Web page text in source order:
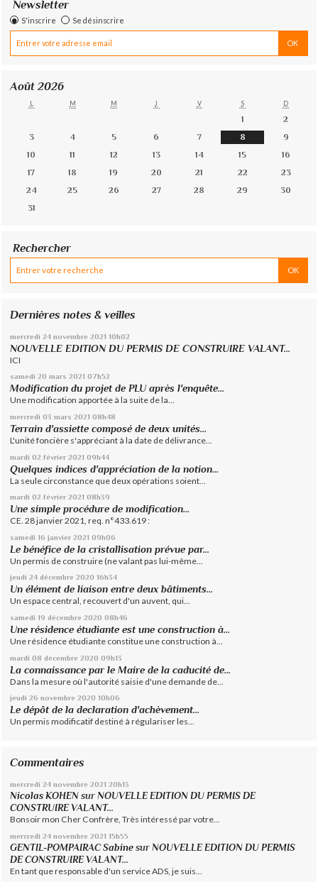
Newsletter
S'inscrire Se désinscrire
Août 2026
L M M J V S D
1
2
3
4 5 6 7 8
9
10
11 12 13 14 15
16
17
18 19 20 21 22
23
24
25 26 27 28 29
30
31
Rechercher
Dernières notes & veilles
mercredi 24 novembre 2021 10h02
NOUVELLE EDITION DU PERMIS DE CONSTRUIRE VALANT...
ICI
samedi 20 mars 2021 07h52
Modification du projet de PLU après l'enquête...
Une modification apportée à la suite de la...
mercredi 03 mars 2021 08h48
Terrain d'assiette composé de deux unités...
L'unité foncière s'appréciant à la date de délivrance...
mardi 02 février 2021 09h44
Quelques indices d'appréciation de la notion...
La seule circonstance que deux opérations soient...
mardi 02 février 2021 08h39
Une simple procédure de modification...
CE. 28 janvier 2021, req. n°433.619 :
samedi 16 janvier 2021 09h06
Le bénéfice de la cristallisation prévue par...
Un permis de construire (ne valant pas lui-même...
jeudi 24 décembre 2020 16h34
Un élément de liaison entre deux bâtiments...
Un espace central, recouvert d'un auvent, qui...
samedi 19 décembre 2020 08h46
Une résidence étudiante est une construction à...
Une résidence étudiante constitue une construction à...
mardi 08 décembre 2020 09h13
La connaissance par le Maire de la caducité de...
Dans la mesure où l'autorité saisie d'une demande de...
jeudi 26 novembre 2020 10h06
Le dépôt de la declaration d'achèvement...
Un permis modificatif destiné à régulariser les...
Commentaires
mercredi 24 novembre 2021 20h13
Nicolas KOHEN sur NOUVELLE EDITION DU PERMIS DE
CONSTRUIRE VALANT...
Bonsoir mon Cher Confrère, Très intéressé par votre...
mercredi 24 novembre 2021 15h55
GENTIL-POMPAIRAC Sabine sur NOUVELLE EDITION DU PERMIS
DE CONSTRUIRE VALANT...
En tant que responsable d'un service ADS, je suis...